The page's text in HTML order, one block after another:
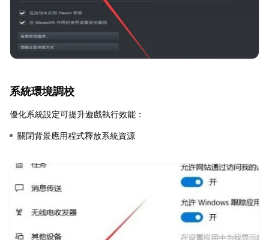
系統環境調校
優化系統設定可提升遊戲執行效能：
關閉背景應用程式釋放系統資源